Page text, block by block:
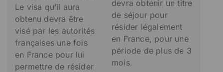
Le visa qu’il aura
obtenu devra être
visé par les autorités
françaises une fois
en France pour lui
permettre de résider
devra obtenir un titre
de séjour pour
résider légalement
en France, pour une
période de plus de 3
mois.